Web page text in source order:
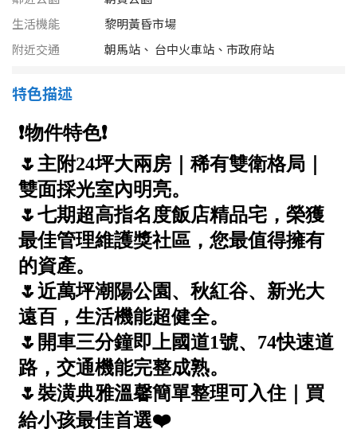
台東縣
花蓮縣
不拘
5~10樓 11~20樓
21樓以上
~ 樓
格局
不拘
1房
2房 3房
4房
生活機能
黎明黃昏市場
附近交通
朝馬站、 台中火車站、市政府站
特色描述